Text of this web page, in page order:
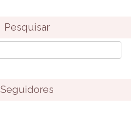
Pesquisar
Seguidores